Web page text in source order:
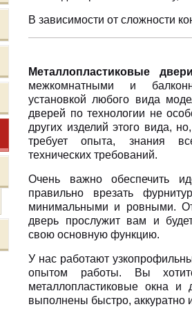
В зависимости от сложности
Металлопластиковые двери
межкомнатными и
установкой любого вида
дверей по технологии не
других изделий этого вида,
требует опыта, знания
технических требований.
Очень важно обеспечить
правильно врезать
минимальными и ровными. От
дверь прослужит вам и
свою основную функцию.
У нас работают
опытом работы. Вы
металлопластиковые окна
выполнены быстро, аккуратно